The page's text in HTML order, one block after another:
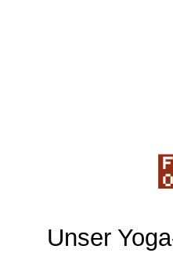
Unser